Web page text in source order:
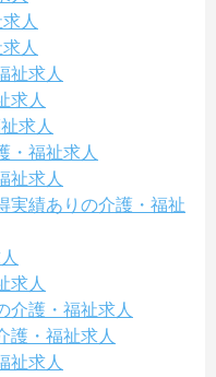
人
人
祉求人
求人
求人
・福祉求人
祉求人
実績ありの介護・福祉
求人
介護・福祉求人
護・福祉求人
祉求人